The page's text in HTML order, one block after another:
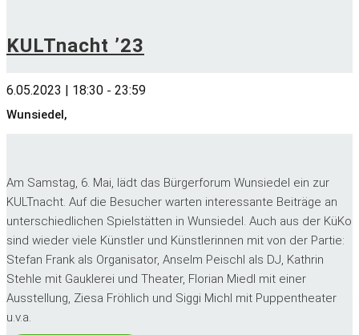
KULTnacht ’23
6.05.2023 | 18:30 - 23:59
Wunsiedel,
Am Samstag, 6. Mai, lädt das Bürgerforum Wunsiedel ein zur
KULTnacht. Auf die Besucher warten interessante Beiträge an
unterschiedlichen Spielstätten in Wunsiedel. Auch aus der KüKo
sind wieder viele Künstler und Künstlerinnen mit von der Partie:
Stefan Frank als Organisator, Anselm Peischl als DJ, Kathrin
Stehle mit Gauklerei und Theater, Florian Miedl mit einer
Ausstellung, Ziesa Fröhlich und Siggi Michl mit Puppentheater
u.v.a.